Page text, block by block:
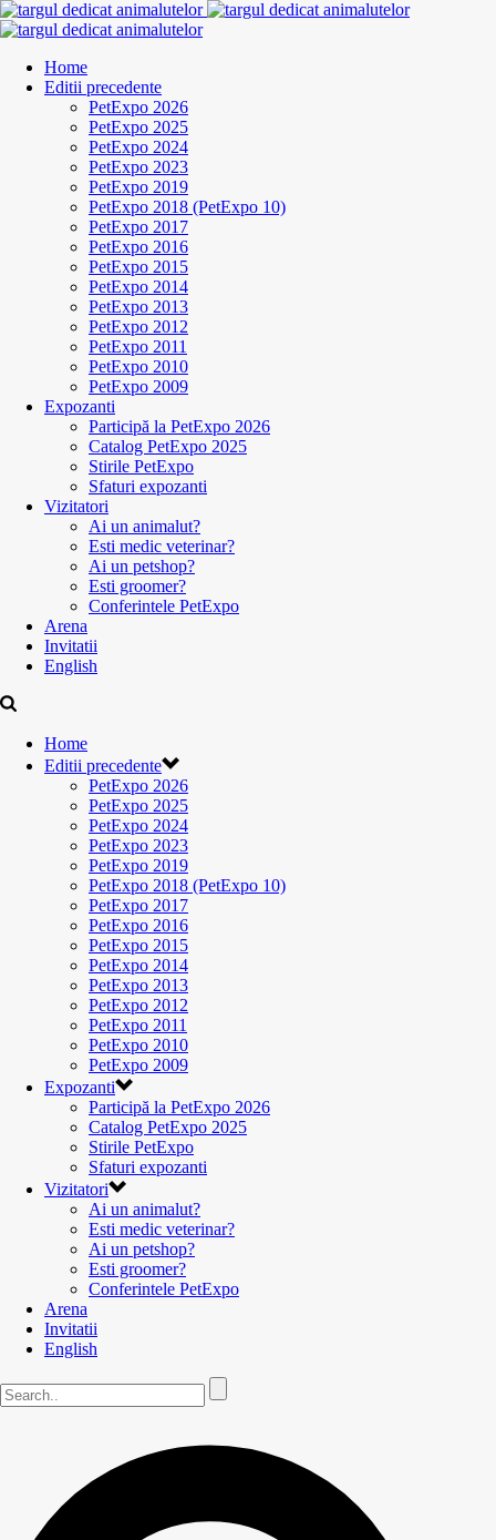
Home
Editii precedente
PetExpo 2026
PetExpo 2025
PetExpo 2024
PetExpo 2023
PetExpo 2019
PetExpo 2018 (PetExpo 10)
PetExpo 2017
PetExpo 2016
PetExpo 2015
PetExpo 2014
PetExpo 2013
PetExpo 2012
PetExpo 2011
PetExpo 2010
PetExpo 2009
Expozanti
Participă la PetExpo 2026
Catalog PetExpo 2025
Stirile PetExpo
Sfaturi expozanti
Vizitatori
Ai un animalut?
Esti medic veterinar?
Ai un petshop?
Esti groomer?
Conferintele PetExpo
Arena
Invitatii
English
Home
Editii precedente
PetExpo 2026
PetExpo 2025
PetExpo 2024
PetExpo 2023
PetExpo 2019
PetExpo 2018 (PetExpo 10)
PetExpo 2017
PetExpo 2016
PetExpo 2015
PetExpo 2014
PetExpo 2013
PetExpo 2012
PetExpo 2011
PetExpo 2010
PetExpo 2009
Expozanti
Participă la PetExpo 2026
Catalog PetExpo 2025
Stirile PetExpo
Sfaturi expozanti
Vizitatori
Ai un animalut?
Esti medic veterinar?
Ai un petshop?
Esti groomer?
Conferintele PetExpo
Arena
Invitatii
English